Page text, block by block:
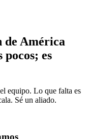
de América
pocos; es
equipo. Lo que falta es
Sé un aliado.